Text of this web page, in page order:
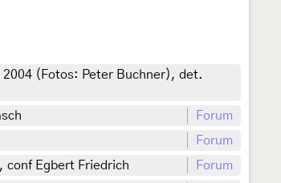
(Fotos: Peter Buchner), det.
Forum
Forum
conf Egbert Friedrich
Forum